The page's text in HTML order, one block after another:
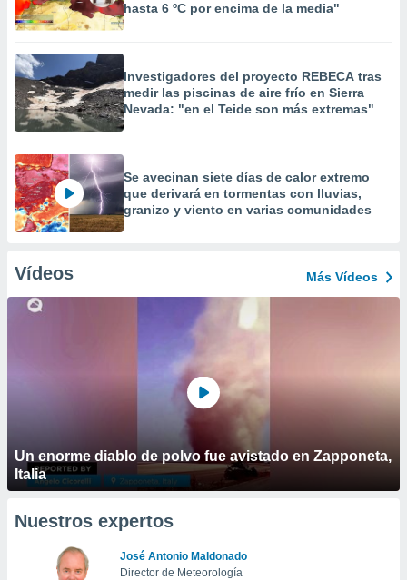
hasta 6 ºC por encima de la media"
Investigadores del proyecto REBECA tras
medir las piscinas de aire frío en Sierra
Nevada: "en el Teide son más extremas"
Se avecinan siete días de calor extremo
que derivará en tormentas con lluvias,
granizo y viento en varias comunidades
Vídeos Más Vídeos
Un enorme diablo de polvo fue avistado en Zapponeta,
Italia
Nuestros expertos
José Antonio Maldonado
Director de Meteorología